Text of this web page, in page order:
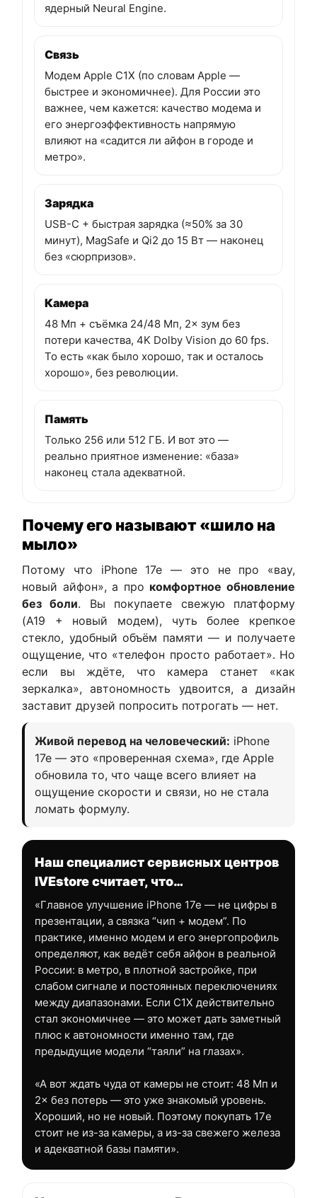
ядерный Neural Engine.
Связь
Модем Apple C1X (по словам Apple —
быстрее и экономичнее). Для России это
важнее, чем кажется: качество модема и
его энергоэффективность напрямую
влияют на «садится ли айфон в городе и
метро».
Зарядка
USB-C + быстрая зарядка (≈50% за 30
минут), MagSafe и Qi2 до 15 Вт — наконец
без «сюрпризов».
Камера
48 Мп + съёмка 24/48 Мп, 2× зум без
потери качества, 4K Dolby Vision до 60 fps.
То есть «как было хорошо, так и осталось
хорошо», без революции.
Память
Только 256 или 512 ГБ. И вот это —
реально приятное изменение: «база»
наконец стала адекватной.
Почему его называют «шило на
мыло»
Потому что iPhone 17e — это не про «вау,
новый айфон», а про комфортное обновление
без боли. Вы покупаете свежую платформу
(A19 + новый модем), чуть более крепкое
стекло, удобный объём памяти — и получаете
ощущение, что «телефон просто работает». Но
если вы ждёте, что камера станет «как
зеркалка», автономность удвоится, а дизайн
заставит друзей попросить потрогать — нет.
Живой перевод на человеческий: iPhone
17e — это «проверенная схема», где Apple
обновила то, что чаще всего влияет на
ощущение скорости и связи, но не стала
ломать формулу.
Наш специалист сервисных центров
IVEstore считает, что…
«Главное улучшение iPhone 17e — не цифры в
презентации, а связка “чип + модем”. По
практике, именно модем и его энергопрофиль
определяют, как ведёт себя айфон в реальной
России: в метро, в плотной застройке, при
слабом сигнале и постоянных переключениях
между диапазонами. Если C1X действительно
стал экономичнее — это может дать заметный
плюс к автономности именно там, где
предыдущие модели “таяли” на глазах».
«А вот ждать чуда от камеры не стоит: 48 Мп и
2× без потерь — это уже знакомый уровень.
Хороший, но не новый. Поэтому покупать 17e
стоит не из-за камеры, а из-за свежего железа
и адекватной базы памяти».